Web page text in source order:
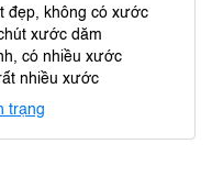
đẹp, không có xước
xước dăm
có nhiều xước
nhiều xước
trạng